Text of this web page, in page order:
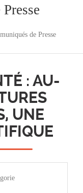
de Presse
: AU-
UNE